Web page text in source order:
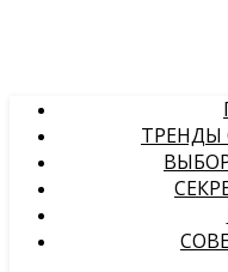
ТРЕНДЫ